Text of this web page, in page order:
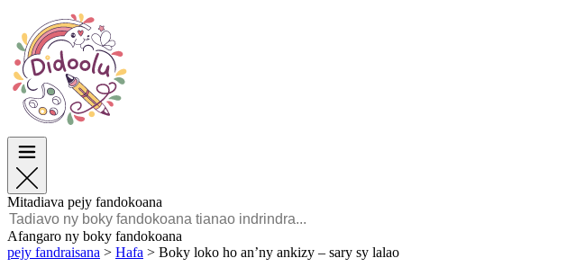
Paska
TOP Sokajy
Ho an’ny Zazalahy
Ho an’ny Zazavavy
Malagasy
POLSKI
Paska
TOP Sokajy
Ho an’ny Zazalahy
Ho an’ny Zazavavy
Mitadiava pejy fandokoana
Afangaro ny boky fandokoana
pejy fandraisana > Hafa > Boky loko ho an’ny ankizy – sary sy lalao